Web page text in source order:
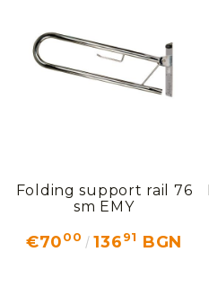
Folding support rail 76
sm EMY
€7000 13691 BGN